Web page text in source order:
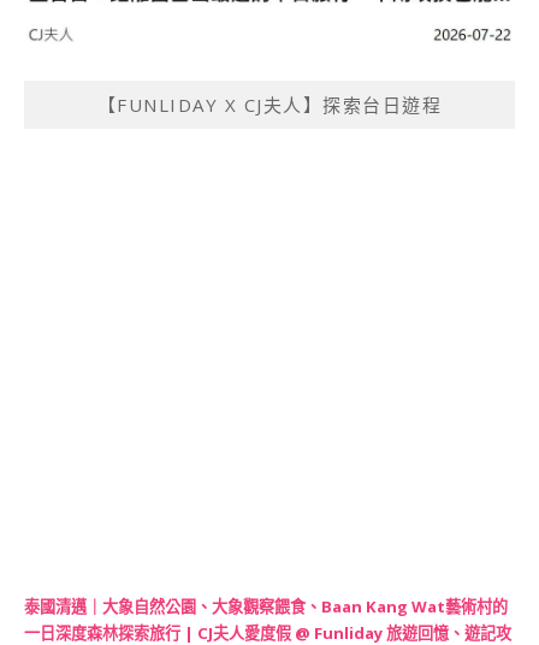
【FUNLIDAY X CJ夫人】探索台日遊程
泰國清邁｜大象自然公園、大象觀察餵食、Baan Kang Wat藝術村的
一日深度森林探索旅行 | CJ夫人愛度假 @ Funliday 旅遊回憶、遊記攻